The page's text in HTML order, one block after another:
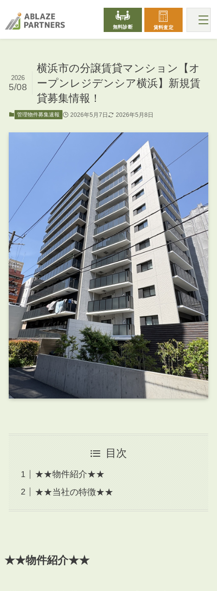
無料診断 賃料査定
横浜市の分譲賃貸マンション【オ
ープンレジデンシア横浜】新規賃
貸募集情報！
2026
5/08
管理物件募集速報 2026年5月7日 2026年5月8日
目次
★★物件紹介★★
★★当社の特徴★★
★★物件紹介★★